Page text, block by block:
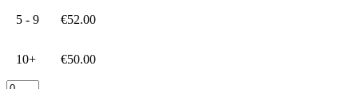
5 - 9 €52.00
10+ €50.00
Thermische